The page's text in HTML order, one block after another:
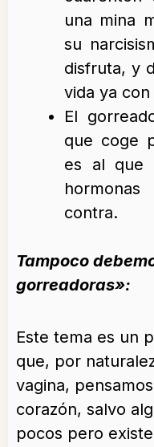
una mina
su
disfruta, y
vida ya
El
que coge
es al que
contra.
Tampoco
gorreadoras»:
Este tema es un
que, por
vagina,
corazón, salvo
pocos pero